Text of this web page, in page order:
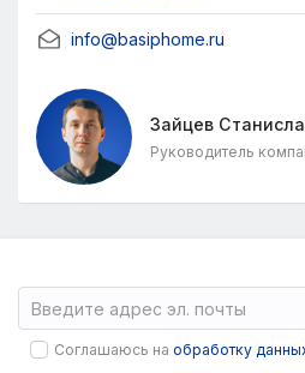
info@basiphome.ru
Зайцев
Руководитель
Соглашаюсь на обработку